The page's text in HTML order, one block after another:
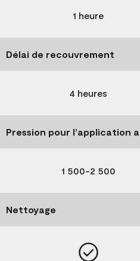
1 heure
Délai de recouvrement
4 heures
Pression pour l’application
1 500-2 500
Nettoyage